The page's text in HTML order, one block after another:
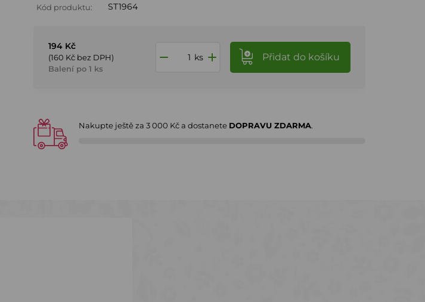
Kód produktu: ST1964
194 Kč
(160 Kč bez DPH)
Balení po 1 ks
ks Přidat do košíku
Nakupte ještě za 3 000 Kča dostanete DOPRAVU ZDARMA.